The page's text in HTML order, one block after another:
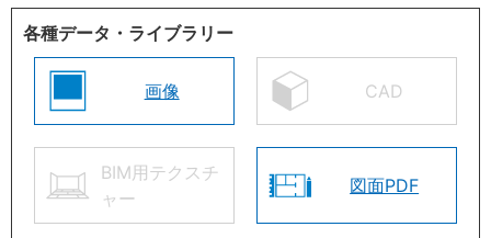
各種データ・ライブラリー
画像 CAD
BIM用テクスチ
ャー
図面PDF